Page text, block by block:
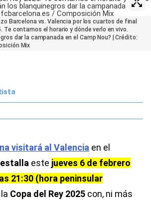
Barcelona vs. Valencia por los cuartos de final
Te contamos el horario y dónde verlo en vivo.
dar la campanada en el Camp Nou? | Crédito:
Mix
visitará al Valencia en el
este jueves 6 de febrero
21:30 (hora peninsular
Copa del Rey 2025 con, ni más